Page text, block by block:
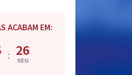
ACABAM EM:
: 25
SEG